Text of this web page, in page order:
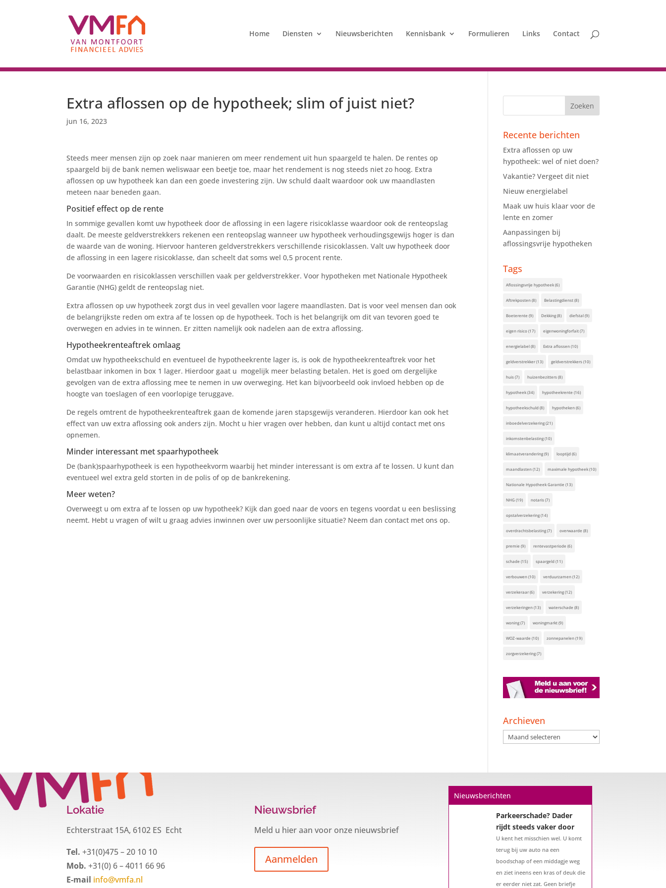
Home Diensten Nieuwsberichten Kennisbank Formulieren Links Contact
Extra aflossen op de hypotheek; slim of juist niet?
jun 16, 2023
Steeds meer mensen zijn op zoek naar manieren om meer rendement uit hun spaargeld te halen. De rentes op
spaargeld bij de bank nemen weliswaar een beetje toe, maar het rendement is nog steeds niet zo hoog. Extra
aflossen op uw hypotheek kan dan een goede investering zijn. Uw schuld daalt waardoor ook uw maandlasten
meteen naar beneden gaan.
Positief effect op de rente
In sommige gevallen komt uw hypotheek door de aflossing in een lagere risicoklasse waardoor ook de renteopslag
daalt. De meeste geldverstrekkers rekenen een renteopslag wanneer uw hypotheek verhoudingsgewijs hoger is dan
de waarde van de woning. Hiervoor hanteren geldverstrekkers verschillende risicoklassen. Valt uw hypotheek door
de aflossing in een lagere risicoklasse, dan scheelt dat soms wel 0,5 procent rente.
De voorwaarden en risicoklassen verschillen vaak per geldverstrekker. Voor hypotheken met Nationale Hypotheek
Garantie (NHG) geldt de renteopslag niet.
Extra aflossen op uw hypotheek zorgt dus in veel gevallen voor lagere maandlasten. Dat is voor veel mensen dan ook
de belangrijkste reden om extra af te lossen op de hypotheek. Toch is het belangrijk om dit van tevoren goed te
overwegen en advies in te winnen. Er zitten namelijk ook nadelen aan de extra aflossing.
Hypotheekrenteaftrek omlaag
Omdat uw hypotheekschuld en eventueel de hypotheekrente lager is, is ook de hypotheekrenteaftrek voor het
belastbaar inkomen in box 1 lager. Hierdoor gaat u mogelijk meer belasting betalen. Het is goed om dergelijke
gevolgen van de extra aflossing mee te nemen in uw overweging. Het kan bijvoorbeeld ook invloed hebben op de
hoogte van toeslagen of een voorlopige teruggave.
De regels omtrent de hypotheekrenteaftrek gaan de komende jaren stapsgewijs veranderen. Hierdoor kan ook het
effect van uw extra aflossing ook anders zijn. Mocht u hier vragen over hebben, dan kunt u altijd contact met ons
opnemen.
Minder interessant met spaarhypotheek
De (bank)spaarhypotheek is een hypotheekvorm waarbij het minder interessant is om extra af te lossen. U kunt dan
eventueel wel extra geld storten in de polis of op de bankrekening.
Meer weten?
Overweegt u om extra af te lossen op uw hypotheek? Kijk dan goed naar de voors en tegens voordat u een beslissing
neemt. Hebt u vragen of wilt u graag advies inwinnen over uw persoonlijke situatie? Neem dan contact met ons op.
Recente berichten
Extra aflossen op uw
hypotheek: wel of niet doen?
Vakantie? Vergeet dit niet
Nieuw energielabel
Maak uw huis klaar voor de
lente en zomer
Aanpassingen bij
aflossingsvrije hypotheken
Tags
Aflossingsvrije hypotheek(6)
Aftrekposten(8) Belastingdienst(8)
Boeterente (9) Dekking(8) diefstal(9)
eigen risico(17) eigenwoningforfait(7)
energielabel(8) Extra aflossen(10)
geldverstrekker(13) geldverstrekkers(10)
huis(7) huizenbezitters(8)
hypotheek(34) hypotheekrente (16)
hypotheekschuld(8) hypotheken(6)
inboedelverzekering(21)
inkomstenbelasting(10)
klimaatverandering(9) looptijd(6)
maandlasten(12) maximale hypotheek(10)
Nationale Hypotheek Garantie (13)
NHG(19) notaris(7)
opstalverzekering(14)
overdrachtsbelasting(7) overwaarde (8)
premie (9) rentevastperiode (6)
schade (15) spaargeld(11)
verbouwen(10) verduurzamen(12)
verzekeraar(6) verzekering(12)
verzekeringen(13) waterschade (8)
woning(7) woningmarkt(9)
WOZ-waarde (10) zonnepanelen(19)
zorgverzekering(7)
Archieven
Archieven
Lokatie
Echterstraat 15A, 6102 ES Echt
Tel. +31(0)475 – 20 10 10
Mob. +31(0) 6 – 4011 66 96
E-mail info@vmfa.nl
Nieuwsbrief
Meld u hier aan voor onze nieuwsbrief
Aanmelden
Nieuwsberichten
Een hypotheek na uw
mogelijkheden
De woningmarkt is nog steeds in
beweging. Misschien denkt u na
hypotheek als u 57 jaar of ouder
bent?...
Parkeerschade? Dader
rijdt steeds vaker door
U kent het misschien wel. U komt
terug bij uw auto na een
boodschap of een middagje weg
en ziet ineens een kras of deuk die
er eerder niet zat. Geen briefje